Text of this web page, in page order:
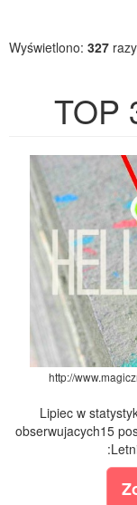
Wyświetlono: 327 razy
TOP
http://
Lipiec w
obserwujacych15